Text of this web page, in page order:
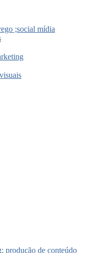
;social mídia
produção de conteúdo